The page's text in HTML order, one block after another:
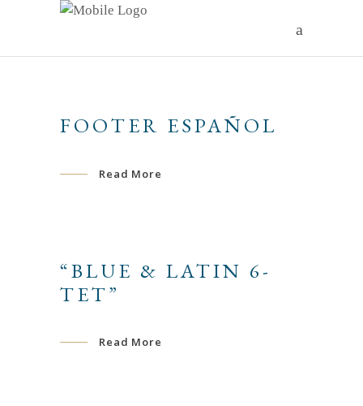
FOOTER ESPAÑOL
Read More
“BLUE & LATIN 6-
TET”
Read More